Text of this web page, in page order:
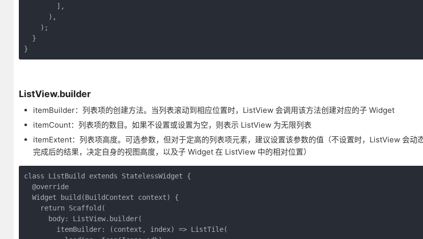
        ],
      ),
    );
  }
}
ListView.builder
itemBuilder：列表项的创建方法。当列表滚动到相应位置时，ListView 会调用该方法创建对应的子 Widget
itemCount：列表项的数目。如果不设置或设置为空，则表示 ListView 为无限列表
itemExtent：列表项高度。可选参数，但对于定高的列表项元素，建议设置该参数的值（不设置时，ListView 会动
完成后的结果，决定自身的视图高度，以及子 Widget 在 ListView 中的相对位置）
class ListBuild extends StatelessWidget {
  @override
  Widget build(BuildContext context) {
    return Scaffold(
      body: ListView.builder(
        itemBuilder: (context, index) => ListTile(